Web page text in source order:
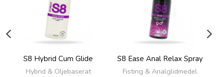
S8 Hybrid Cum Glide
Hybrid & Oljebaserat
S8 Ease Anal Relax Spray
Fisting & Analglidmedel